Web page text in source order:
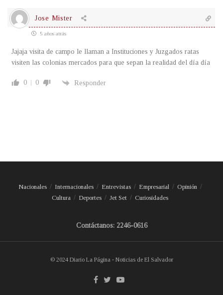
Jose Mister
5 años atrás
Jajaja visita de campo le llaman a Instituciones y Juzgados ratas
visiten las colonias mercados para que sepan la realidad del día día
0 0 Responder
Nacionales Internacionales Entrevistas Empresarial
Opinión
Cultura
Deportes Jet Set Curiosidades
Contáctanos: 2246-0616
© 2024 Diario La Página - Noticias de El Salvador